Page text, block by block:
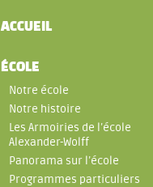
ACCUEIL
ÉCOLE
Notre école
Notre histoire
Les Armoiries de l’école
Alexander-Wolff
Panorama sur l’école
Programmes particuliers